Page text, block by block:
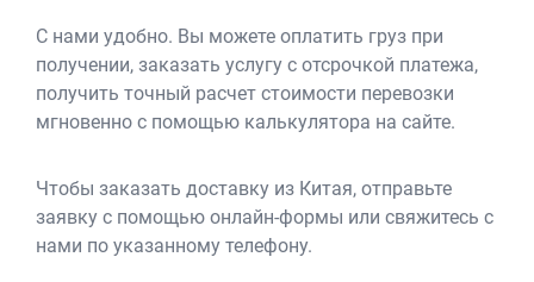
С нами удобно. Вы можете оплатить груз при
получении, заказать услугу с отсрочкой платежа,
получить точный расчет стоимости перевозки
мгновенно с помощью калькулятора на сайте.
Чтобы заказать доставку из Китая, отправьте
заявку с помощью онлайн-формы или свяжитесь с
нами по указанному телефону.